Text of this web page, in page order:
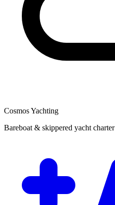
Cosmos Yachting
Bareboat & skippered yacht charter